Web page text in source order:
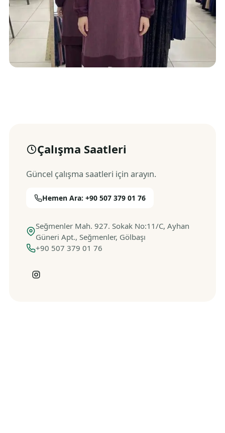
Çalışma Saatleri
Güncel çalışma saatleri için arayın.
Hemen Ara: +90 507 379 01 76
Seğmenler Mah. 927. Sokak No:11/C, Ayhan
Güneri Apt., Seğmenler, Gölbaşı
+90 507 379 01 76